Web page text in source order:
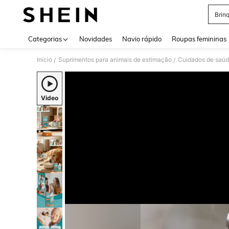
Categorias Novidades Navio rápido Roupas femininas
Início / Suprimentos para animais de estimação / Cuidados de
Video